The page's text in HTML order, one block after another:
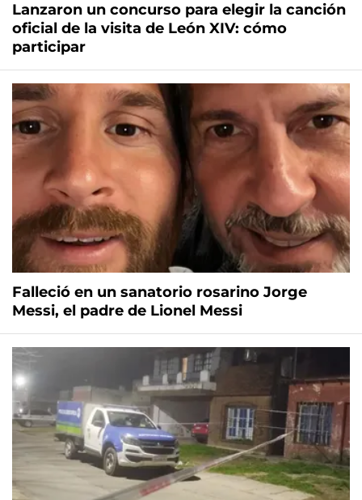
Lanzaron un concurso para elegir la canción
oficial de la visita de León XIV: cómo
participar
Falleció en un sanatorio rosarino Jorge
Messi, el padre de Lionel Messi